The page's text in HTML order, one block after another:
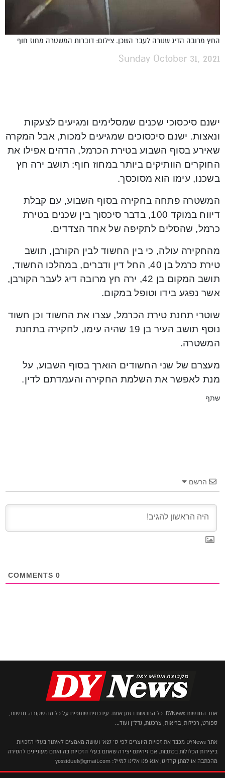
החץ מרובה הדיג שנורה לעבר השכן. צילום: דוברות המשטרה מחוז חוף
Sunday October 31, 2021
ישנם סיכסוכי שכנים שמסלימים ומגיעים לצעקות
ונאצות. ישנם סיכסוכים שמגיעים למכות, אבל המקרה
שאירע בסוף השבוע בטירת הכרמל, הדהים אפילו את
החוקרים הוותיקים ביותר במחוז חוף: תושב ירה חץ
בשכנו, עימו הוא מסוכסך.
המשטרה פתחה בחקירה בסוף השבוע, עם קבלת
דיווח במוקד 100, בדבר סיכסוך בין שכנים בטירת
כרמל, שהסלים לתקיפה של אחד הצדדים.
מהחקירה עולה, כי בין החשוד לבין הקורבן, תושב
טירת כרמל בן 40, החל דין ודברים, במהלכו החשוד,
תושב המקום בן 42, ירה חץ מרובה דיג לעבר הקורבן,
אשר נפגע בידו וטופל במקום.
שוטרי תחנת טירת הכרמל, עצרו את החשוד וכן חשוד
נוסף תושב העיר בן 19 שהיה עימו, לחקירה בתחנת
המשטרה.
מעצרם של שני החשודים הוארך בסוף השבוע, על
מנת לאפשר את השלמת החקירה והעמדתם לדין.
שתף
הרשם
0
אתר החדשות DYNews. כל החדשות בזמן אמת. עידכונים שוטפים על כל מה שקורה. חדשות,
ספורט, רכילות, בריאות, צרכנות, נדל"ן ועוד...
אתר DYNews מכבד את זכויות היוצרים לפי ס' 27א' ועושה מאמצים לאיתור בעלי הזכויות
ביצירות הכלולות בכתבות. אם זיהיתם יצירה שאתם בעלי הזכויות בה ואתם מעוניינים להסירה
מהכתבה או למתן קרדיט, אנא פנו אלינו למייל: yossiduek@gmail.com